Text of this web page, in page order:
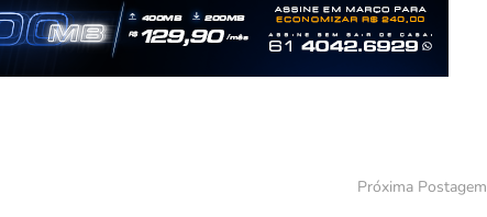
Próxima Postagem